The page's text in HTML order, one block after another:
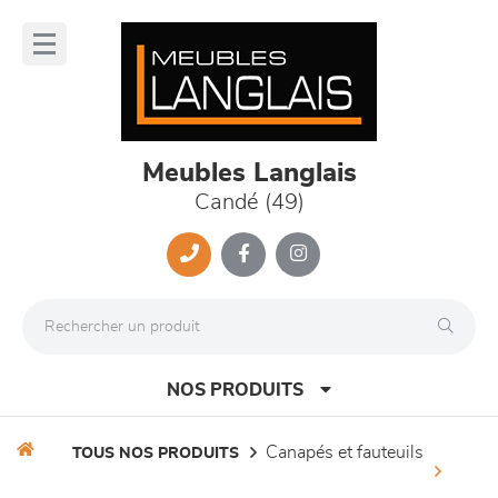
Meubles Langlais
Candé (49)
NOS PRODUITS
TOUS NOS PRODUITS canapés et fauteuils